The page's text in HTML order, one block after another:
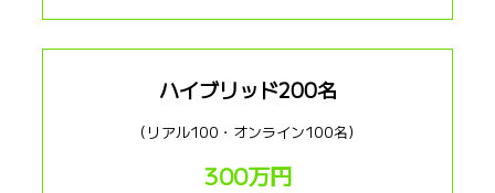
ハイブリッド200名
（リアル100・オンライン100名）
300万円